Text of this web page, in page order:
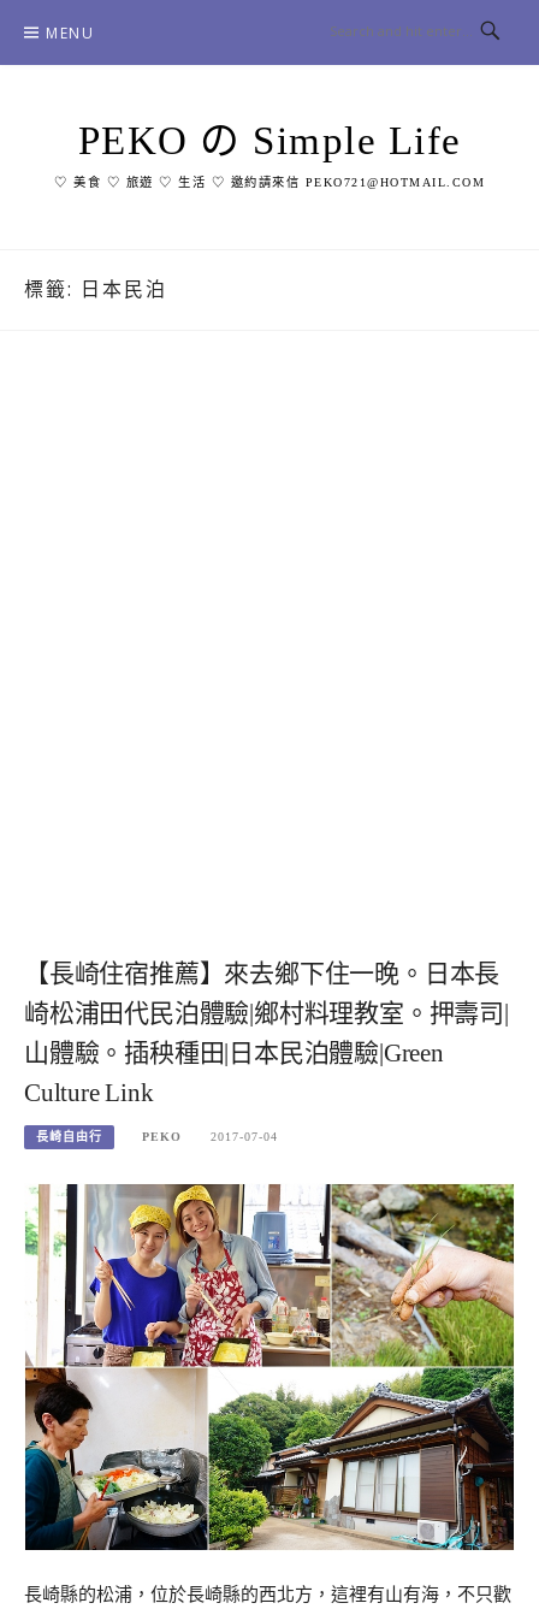
content
MENU
PEKO の Simple Life
♡ 美食 ♡ 旅遊 ♡ 生活 ♡ 邀約請來信 PEKO721@HOTMAIL.COM
標籤: 日本民泊
【長崎住宿推薦】來去鄉下住一晚。日本長
崎松浦田代民泊體驗|鄉村料理教室。押壽司|
山體驗。插秧種田|日本民泊體驗|Green
Culture Link
長崎自由行 PEKO 2017-07-04
長崎縣的松浦，位於長崎縣的西北方，這裡有山有海，不只歡